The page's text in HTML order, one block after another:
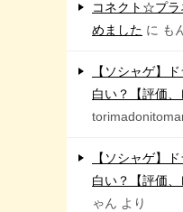
コネクト☆プラ
めました に も
【ソシャゲ】
白い？【評価、
【ソシャゲ】
白い？【評価、
ゃん より